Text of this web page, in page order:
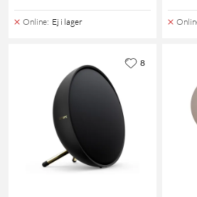
Online: Ej i lager
8